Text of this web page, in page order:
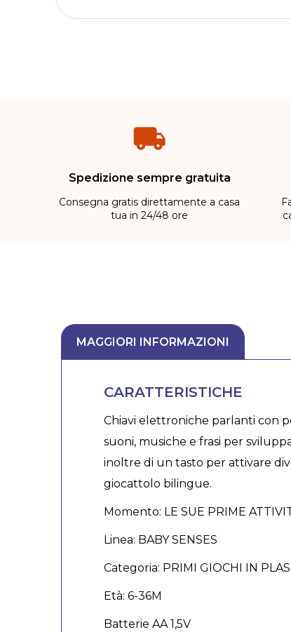
Spedizione sempre gratuita
Consegna gratis direttamente a casa
tua in 24/48 ore
MAGGIORI INFORMAZIONI
CARATTERISTICHE
Chiavi elettroniche parlanti con
suoni, musiche e frasi per
inoltre di un tasto per attivare
giocattolo bilingue.
Momento: LE SUE PRIME
Linea: BABY SENSES
Categoria: PRIMI GIOCHI IN
Età: 6-36M
Batterie AA 1,5V